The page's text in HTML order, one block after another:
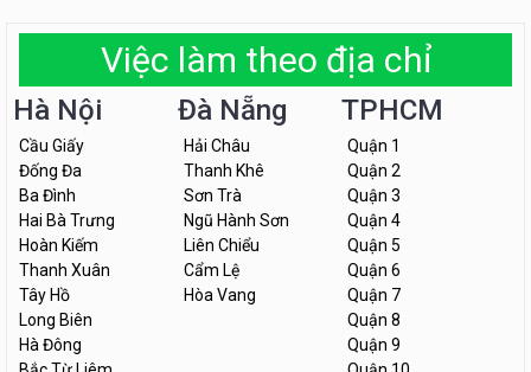
Việc làm theo địa chỉ
Hà Nội
Cầu Giấy
Đống Đa
Ba Đình
Hai Bà Trưng
Hoàn Kiếm
Thanh Xuân
Tây Hồ
Long Biên
Hà Đông
Đà Nẵng
Hải Châu
Thanh Khê
Sơn Trà
Ngũ Hành Sơn
Liên Chiểu
Cẩm Lệ
Hòa Vang
TPHCM
Quận 1
Quận 2
Quận 3
Quận 4
Quận 5
Quận 6
Quận 7
Quận 8
Quận 9